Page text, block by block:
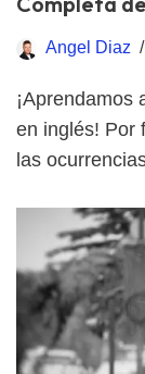
Angel Diaz
¡Aprendamos
en inglés! Por
las